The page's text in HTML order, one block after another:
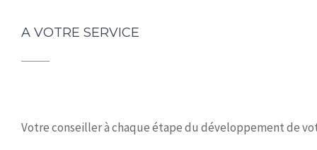
A VOTRE SERVICE
Votre conseiller à chaque étape du développement de